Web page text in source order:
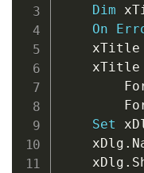
Dim
On
    xTitle
    xTitle
Set
    xDlg
.
    xDlg
.